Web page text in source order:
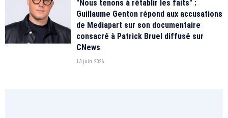
"Nous tenons à rétablir les faits" :
Guillaume Genton répond aux accusations
de Mediapart sur son documentaire
consacré à Patrick Bruel diffusé sur
CNews
13 juin 2026